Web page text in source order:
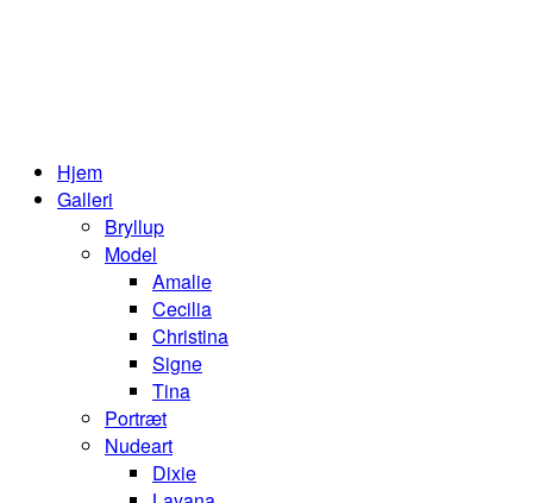
Hjem
Galleri
Bryllup
Model
Amalie
Cecilia
Christina
Signe
Tina
Portræt
Nudeart
Dixie